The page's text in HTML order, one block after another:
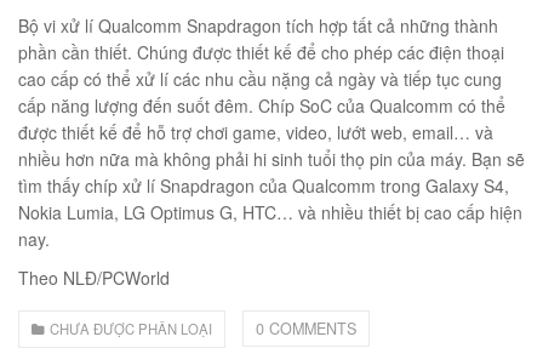
Bộ vi xử lí Qualcomm Snapdragon tích hợp tất cả những thành
phần cần thiết. Chúng được thiết kế để cho phép các điện thoại
cao cấp có thể xử lí các nhu cầu nặng cả ngày và tiếp tục cung
cấp năng lượng đến suốt đêm. Chíp SoC của Qualcomm có thể
được thiết kế để hỗ trợ chơi game, video, lướt web, email… và
nhiều hơn nữa mà không phải hi sinh tuổi thọ pin của máy. Bạn sẽ
tìm thấy chíp xử lí Snapdragon của Qualcomm trong Galaxy S4,
Nokia Lumia, LG Optimus G, HTC… và nhiều thiết bị cao cấp hiện
nay.
Theo NLĐ/PCWorld
CHƯA ĐƯỢC PHÂN LOẠI 0 COMMENTS